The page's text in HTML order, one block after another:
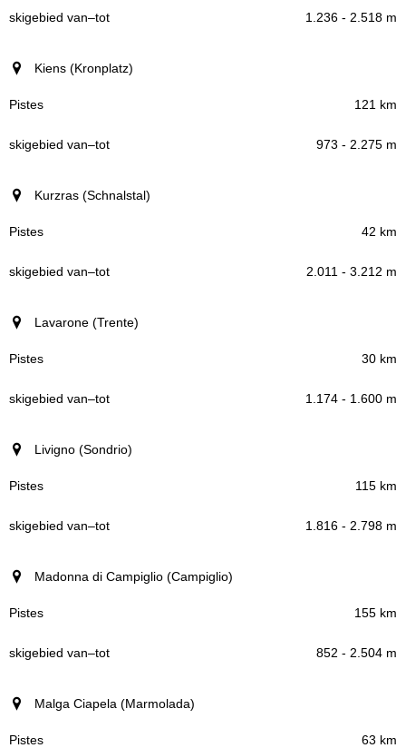
1.236 - 2.518 m
Kiens (Kronplatz)
121 km
973 - 2.275 m
Kurzras (Schnalstal)
42 km
2.011 - 3.212 m
Lavarone (Trente)
30 km
1.174 - 1.600 m
Livigno (Sondrio)
115 km
1.816 - 2.798 m
Madonna di Campiglio (Campiglio)
155 km
852 - 2.504 m
Malga Ciapela (Marmolada)
63 km